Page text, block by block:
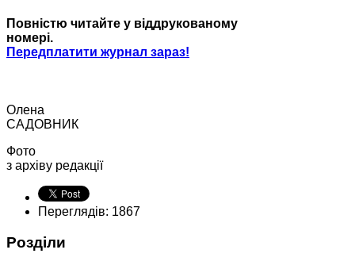
Повністю читайте у віддрукованому
номері.
Передплатити журнал зараз!
Олена
САДОВНИК
Фото
з архіву редакції
Переглядів: 1867
Розділи